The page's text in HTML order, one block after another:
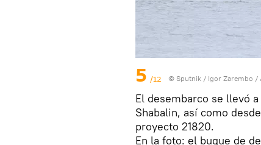
5 /12 © Sputnik / Igor Zarembo /
El desembarco se llevó
Shabalin, así como
proyecto 21820.
En la foto: el buque de